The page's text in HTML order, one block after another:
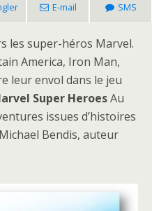
E-mail SMS
les super-héros Marvel.
America, Iron Man,
leur envol dans le jeu
Super HeroesAu
issues d’histoires
Bendis, auteur